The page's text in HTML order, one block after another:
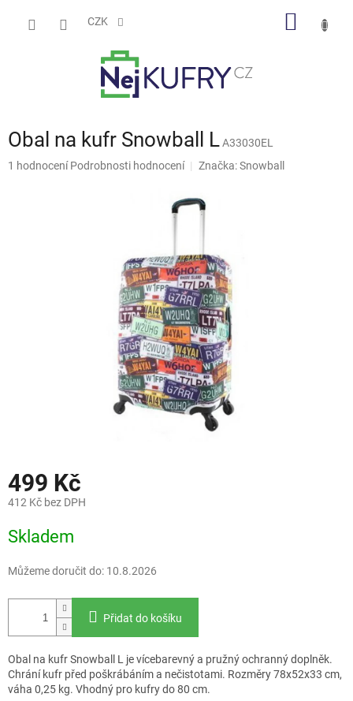
CZK
Obal na kufr Snowball LA33030EL
Průměrné
1 hodnocení Podrobnosti hodnocení Značka:Snowball
499 Kč
412 Kč bez DPH
cena:
Skladem
Můžeme doručit do: 10.8.2026
Přidat do košíku
Obal na kufr Snowball L je vícebarevný a pružný ochranný doplněk.
Chrání kufr před poškrábáním a nečistotami. Rozměry 78x52x33 cm,
váha 0,25 kg. Vhodný pro kufry do 80 cm.